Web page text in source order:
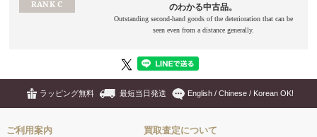
ラッピング無料 最短当日発送 English / Chinese / Korean OK!
ご利用案内 買取査定について